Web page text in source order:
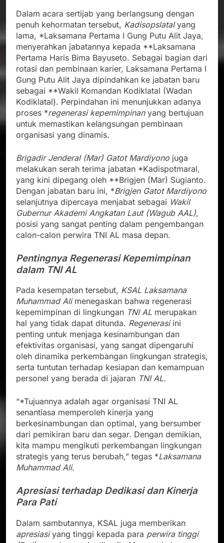
Dalam acara sertijab yang berlangsung dengan
penuh kehormatan tersebut, Kadisopslatalyang
lama, *Laksamana Pertama I Gung Putu Alit Jaya,
menyerahkan jabatannya kepada **Laksamana
Pertama Haris Bima Bayuseto. Sebagai bagian dari
rotasi dan pembinaan karier, Laksamana Pertama I
Gung Putu Alit Jaya dipindahkan ke jabatan baru
sebagai **Wakil Komandan Kodiklatal (Wadan
Kodiklatal). Perpindahan ini menunjukkan adanya
proses *regenerasi kepemimpinanyang bertujuan
untuk memastikan kelangsungan pembinaan
organisasi yang dinamis.
Brigadir Jenderal (Mar) Gatot Mardiyono juga
melakukan serah terima jabatan *Kadispotmaral,
yang kini dipegang oleh **Brigjen (Mar) Sugianto.
Dengan jabatan baru ini, *Brigjen Gatot Mardiyono
selanjutnya dipercaya menjabat sebagai Wakil
Gubernur Akademi Angkatan Laut (Wagub AAL),
posisi yang sangat penting dalam pengembangan
calon-calon perwira TNI AL masa depan.
Pentingnya Regenerasi Kepemimpinan
dalam TNI AL
Pada kesempatan tersebut, KSAL Laksamana
Muhammad Alimenegaskan bahwa regenerasi
kepemimpinan di lingkungan TNI AL merupakan
hal yang tidak dapat ditunda. Regenerasiini
penting untuk menjaga kesinambungan dan
efektivitas organisasi, yang sangat dipengaruhi
oleh dinamika perkembangan lingkungan strategis,
serta tuntutan terhadap kesiapan dan kemampuan
personel yang berada di jajaran TNI AL.
“*Tujuannya adalah agar organisasi TNI AL
senantiasa memperoleh kinerja yang
berkesinambungan dan optimal, yang bersumber
dari pemikiran baru dan segar. Dengan demikian,
kita mampu mengikuti perkembangan lingkungan
strategis yang terus berubah,” tegas *Laksamana
Muhammad Ali.
Apresiasi terhadap Dedikasi dan Kinerja
Para Pati
Dalam sambutannya, KSAL juga memberikan
apresiasiyang tinggi kepada para perwira tinggi